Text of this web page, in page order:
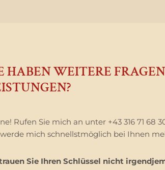
HABEN WEITERE
Rufen Sie mich an unter +43 316 71 68
mich schnellstmöglich bei Ihnen
Sie Ihren Schlüssel nicht